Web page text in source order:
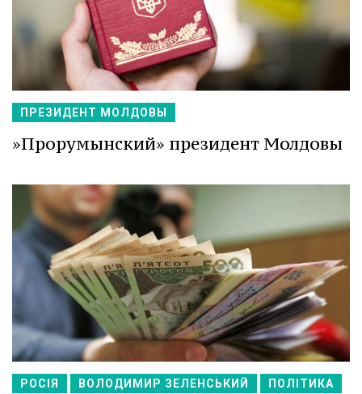
ПРЕЗИДЕНТ МОЛДОВЫ
»Прорумынский» президент Молдовы
РОСІЯ ВОЛОДИМИР ЗЕЛЕНСЬКИЙ ПОЛІТИКА